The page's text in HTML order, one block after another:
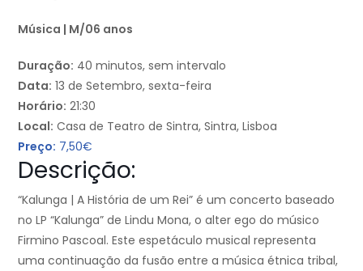
Música | M/06 anos
Duração: 40 minutos, sem intervalo
Data: 13 de Setembro, sexta-feira
Horário: 21:30
Local: Casa de Teatro de Sintra, Sintra, Lisboa
Preço: 7,50€
Descrição:
“Kalunga | A História de um Rei” é um concerto baseado
no LP “Kalunga” de Lindu Mona, o alter ego do músico
Firmino Pascoal. Este espetáculo musical representa
uma continuação da fusão entre a música étnica tribal,